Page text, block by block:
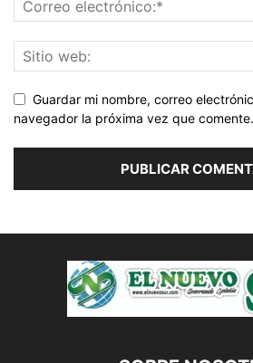
Guardar mi nombre, correo
navegador la próxima vez que comente.